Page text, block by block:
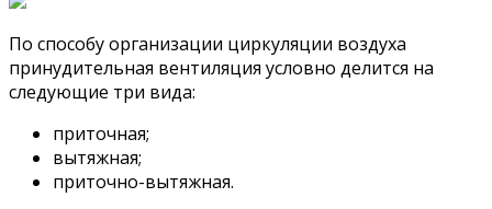
По способу организации циркуляции воздуха
принудительная вентиляция условно делится на
следующие три вида:
приточная;
вытяжная;
приточно-вытяжная.